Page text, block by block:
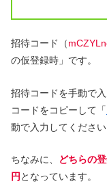
招待コード（
の仮登録時」です。
招待コードを手動で
コードをコピーして「
動で入力してください
ちなみに、
どちらの
円 となっています。